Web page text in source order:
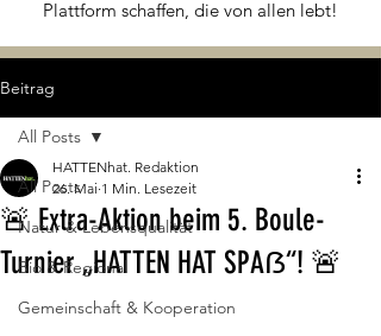
Plattform schaffen, die von allen lebt!
Beitrag
All Posts
Natur & Lebensqualität
Bio & Regional
Gemeinschaft & Kooperation
All Posts
🚨 Extra-Aktion beim 5. Boule-
Turnier „HATTEN HAT SPAẞ“! 🚨
HATTENhat. Redaktion
26. Mai 1 Min. Lesezeit